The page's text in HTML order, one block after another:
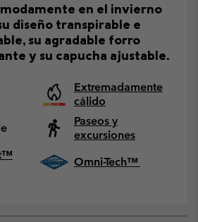
en el invierno
diseño transpirable e
su agradable forro
y su capucha ajustable.
Extremadamente
cálido
Paseos y
excursiones
Omni-Tech™